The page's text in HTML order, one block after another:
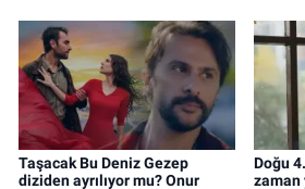
Taşacak Bu Deniz Gezep
diziden ayrılıyor mu? Onur
Doğu
zaman